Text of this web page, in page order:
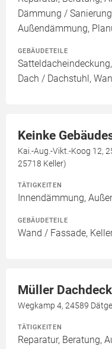
Dämmung /
Außendämmung,
GEBÄUDETEILE
Dach / Dachstuhl,
Keinke
Kai.-Aug.-Vikt.-Koog 12,
25718 Keller)
TÄTIGKEITEN
Innendämmung,
GEBÄUDETEILE
Wand / Fassade,
Müller
Wegkamp 4, 24589
TÄTIGKEITEN
Reparatur, Beratung,